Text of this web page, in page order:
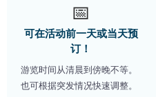
📅
可在活动前一天或当天预
订！
游览时间从清晨到傍晚不等。
也可根据突发情况快速调整。